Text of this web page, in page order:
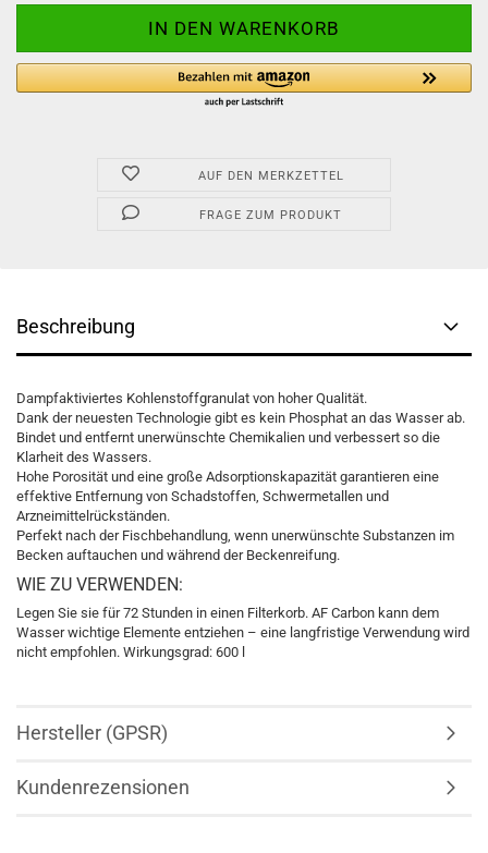
AUF DEN MERKZETTEL
FRAGE ZUM PRODUKT
Beschreibung
Dampfaktiviertes Kohlenstoffgranulat von hoher Qualität.
Dank der neuesten Technologie gibt es kein Phosphat an das Wasser ab.
Bindet und entfernt unerwünschte Chemikalien und verbessert so die
Klarheit des Wassers.
Hohe Porosität und eine große Adsorptionskapazität garantieren eine
effektive Entfernung von Schadstoffen, Schwermetallen und
Arzneimittelrückständen.
Perfekt nach der Fischbehandlung, wenn unerwünschte Substanzen im
Becken auftauchen und während der Beckenreifung.
WIE ZU VERWENDEN:
Legen Sie sie für 72 Stunden in einen Filterkorb. AF Carbon kann dem
Wasser wichtige Elemente entziehen – eine langfristige Verwendung wird
nicht empfohlen. Wirkungsgrad: 600 l
Hersteller (GPSR)
Kundenrezensionen